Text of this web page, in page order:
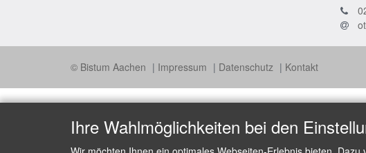
© Bistum Aachen Impressum Datenschutz Kontakt
Ihre Wahlmöglichkeiten bei den